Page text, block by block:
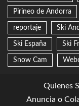
Pirineo de Andorra
reportaje Ski
Ski España Ski
Snow Cam
Quienes
Anuncia o